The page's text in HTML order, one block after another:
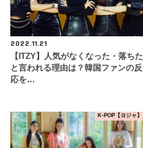
2022.11.21
【ITZY】人気がなくなった・落ちた
と言われる理由は？韓国ファンの反
応を…
K-POP【ヨジャ】